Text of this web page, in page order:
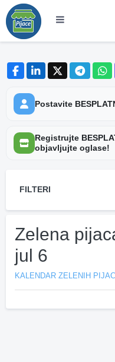
Postavite
Registrujte
objavljujte oglase!
FILTERI
Zelena
jul 6
KALENDAR ZELENIH